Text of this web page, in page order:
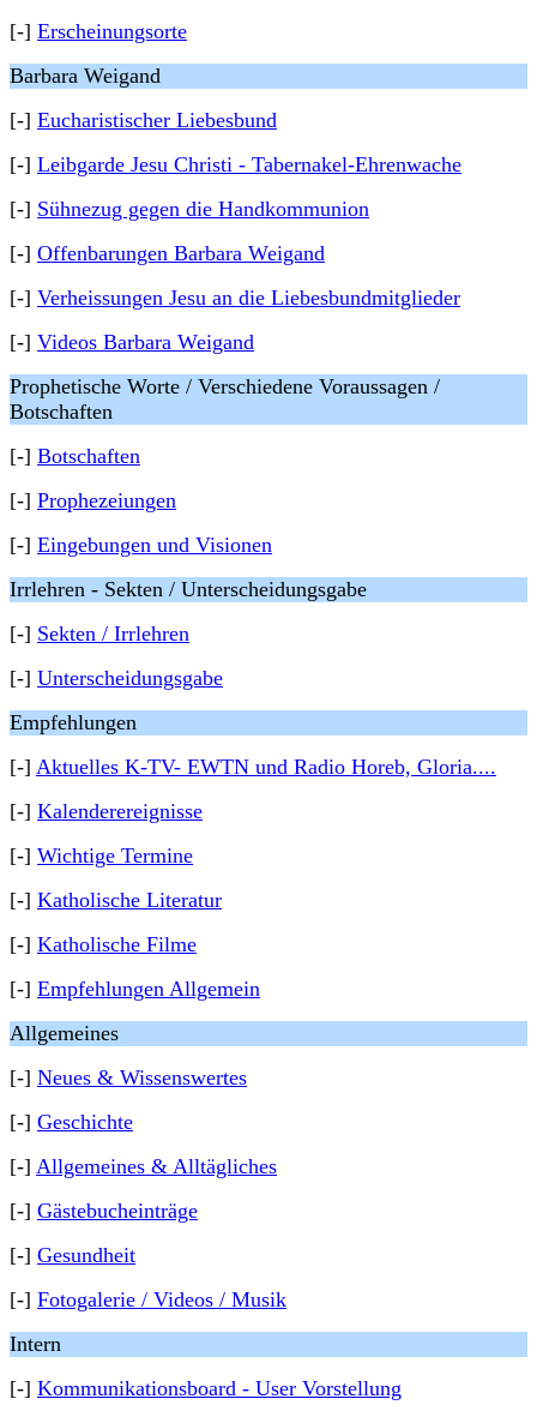
[-] Erscheinungsorte
Barbara Weigand
[-] Eucharistischer Liebesbund
[-] Leibgarde Jesu Christi - Tabernakel-Ehrenwache
[-] Sühnezug gegen die Handkommunion
[-] Offenbarungen Barbara Weigand
[-] Verheissungen Jesu an die Liebesbundmitglieder
[-] Videos Barbara Weigand
Prophetische Worte / Verschiedene Voraussagen /
Botschaften
[-] Botschaften
[-] Prophezeiungen
[-] Eingebungen und Visionen
Irrlehren - Sekten / Unterscheidungsgabe
[-] Sekten / Irrlehren
[-] Unterscheidungsgabe
Empfehlungen
[-] Aktuelles K-TV- EWTN und Radio Horeb, Gloria....
[-] Kalenderereignisse
[-] Wichtige Termine
[-] Katholische Literatur
[-] Katholische Filme
[-] Empfehlungen Allgemein
Allgemeines
[-] Neues & Wissenswertes
[-] Geschichte
[-] Allgemeines & Alltägliches
[-] Gästebucheinträge
[-] Gesundheit
[-] Fotogalerie / Videos / Musik
Intern
[-] Kommunikationsboard - User Vorstellung